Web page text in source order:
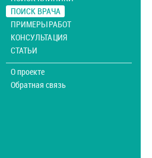
ПОИСК ВРАЧА
ПРИМЕРЫ РАБОТ
КОНСУЛЬТАЦИЯ
СТАТЬИ
О проекте
Обратная связь